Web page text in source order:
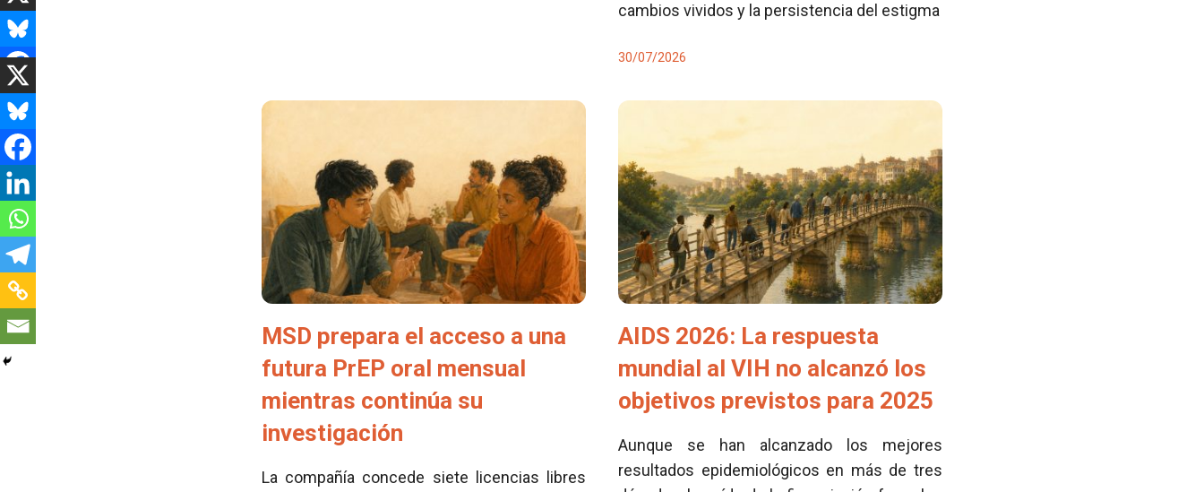
cambios vividos y la persistencia del estigma
30/07/2026
MSD prepara el acceso a una
futura PrEP oral mensual
mientras continúa su
investigación
La compañía concede siete licencias libres
AIDS 2026: La respuesta
mundial al VIH no alcanzó los
objetivos previstos para 2025
Aunque se han alcanzado los mejores
resultados epidemiológicos en más de tres